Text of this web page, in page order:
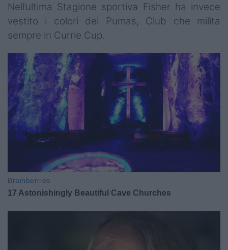
Nell’ultima Stagione sportiva Fisher ha invece
vestito i colori dei Pumas, Club che milita
sempre in Currie Cup.